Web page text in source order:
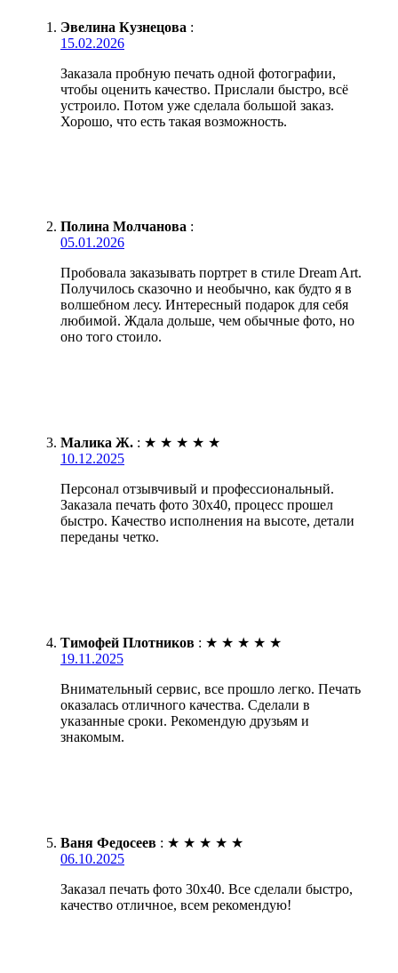
Эвелина Кузнецова :
15.02.2026
Заказала пробную печать одной фотографии,
чтобы оценить качество. Прислали быстро, всё
устроило. Потом уже сделала большой заказ.
Хорошо, что есть такая возможность.
Полина Молчанова :
05.01.2026
Пробовала заказывать портрет в стиле Dream Art.
Получилось сказочно и необычно, как будто я в
волшебном лесу. Интересный подарок для себя
любимой. Ждала дольше, чем обычные фото, но
оно того стоило.
Малика Ж. : ★ ★ ★ ★ ★
10.12.2025
Персонал отзывчивый и профессиональный.
Заказала печать фото 30х40, процесс прошел
быстро. Качество исполнения на высоте, детали
переданы четко.
Тимофей Плотников : ★ ★ ★ ★ ★
19.11.2025
Внимательный сервис, все прошло легко. Печать
оказалась отличного качества. Сделали в
указанные сроки. Рекомендую друзьям и
знакомым.
Ваня Федосеев : ★ ★ ★ ★ ★
06.10.2025
Заказал печать фото 30х40. Все сделали быстро,
качество отличное, всем рекомендую!